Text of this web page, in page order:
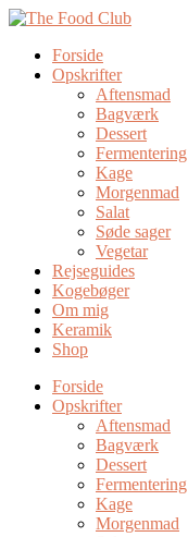
Forside
Opskrifter
Aftensmad
Bagværk
Dessert
Fermentering
Kage
Morgenmad
Salat
Søde sager
Vegetar
Rejseguides
Kogebøger
Om mig
Keramik
Shop
Forside
Opskrifter
Aftensmad
Bagværk
Dessert
Fermentering
Kage
Morgenmad